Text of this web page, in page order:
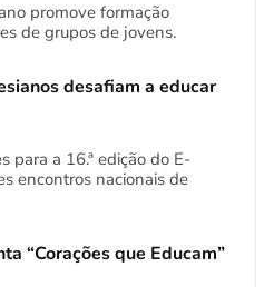
promove formação
de grupos de jovens.
desafiam a educar
para a 16.ª edição do E-
encontros nacionais de
“Corações que Educam”